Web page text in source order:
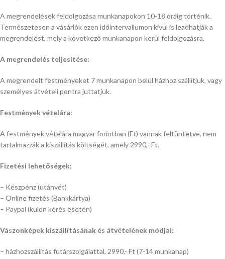
A megrendelések feldolgozása munkanapokon 10-18 óráig történik.
Természetesen a vásárlók ezen időintervallumon kívül is leadhatják a
megrendelést, mely a következő munkanapon kerül feldolgozásra.
A megrendelés teljesítése:
A megrendelt festményeket 7 munkanapon belül házhoz szállítjuk, vagy
személyes átvételi pontra juttatjuk.
Festmények vételára:
A festmények vételára magyar forintban (Ft) vannak feltüntetve, nem
tartalmazzák a kiszállítás költségét, amely 2990,- Ft.
Fizetési lehetőségek:
– Készpénz (utánvét)
– Online fizetés (Bankkártya)
– Paypal (külön kérés esetén)
Vászonképek kiszállításának és átvételének módjai:
– házhozszállítás futárszolgálattal, 2990,- Ft (7-14 munkanap)